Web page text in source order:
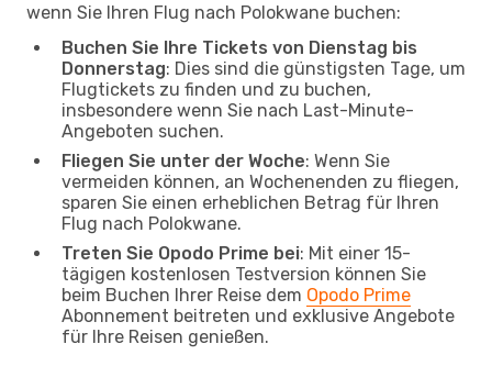
wenn Sie Ihren Flug nach Polokwane buchen:
Buchen Sie Ihre Tickets von Dienstag bis
Donnerstag: Dies sind die günstigsten Tage, um
Flugtickets zu finden und zu buchen,
insbesondere wenn Sie nach Last-Minute-
Angeboten suchen.
Fliegen Sie unter der Woche: Wenn Sie
vermeiden können, an Wochenenden zu fliegen,
sparen Sie einen erheblichen Betrag für Ihren
Flug nach Polokwane.
Treten Sie Opodo Prime bei: Mit einer 15-
tägigen kostenlosen Testversion können Sie
beim Buchen Ihrer Reise dem Opodo Prime
Abonnement beitreten und exklusive Angebote
für Ihre Reisen genießen.